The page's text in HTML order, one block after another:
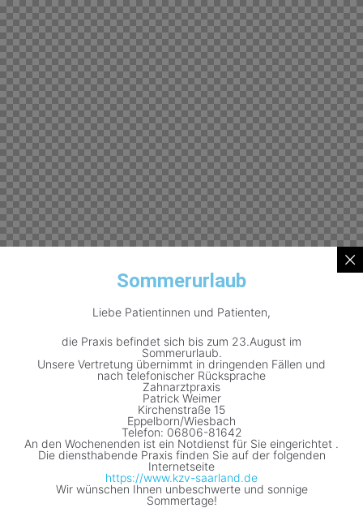
Sommerurlaub
Liebe Patientinnen und Patienten,
die Praxis befindet sich bis zum 23.August im
Sommerurlaub.
Unsere Vertretung übernimmt in dringenden Fällen und
nach telefonischer Rücksprache
Zahnarztpraxis
Patrick Weimer
Kirchenstraße 15
Eppelborn/Wiesbach
Telefon: 06806-81642
An den Wochenenden ist ein Notdienst für Sie eingerichtet .
Die diensthabende Praxis finden Sie auf der folgenden
Internetseite
https://www.kzv-saarland.de
Wir wünschen Ihnen unbeschwerte und sonnige
Sommertage!